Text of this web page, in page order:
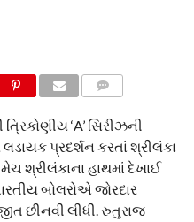
‘A’ સિરીઝની
પ્રદર્શન કરતાં શ્રીલંકા
શ્રીલંકાના હાથમાં દેખાઈ
બોલરોએ જોરદાર
છીનવી લીધી. રુતુરાજ